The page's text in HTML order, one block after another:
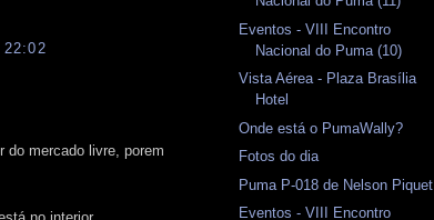
do mercado livre, porem
Eventos - VIII Encontro
Nacional do Puma (10)
Vista Aérea - Plaza Brasília
Hotel
Onde está o PumaWally?
Fotos do dia
Puma P-018 de Nelson Piquet
Eventos - VIII Encontro